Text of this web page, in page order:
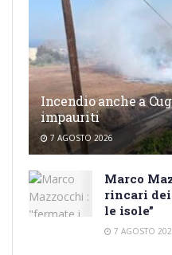
Incendio anche a
impauriti
7 AGOSTO 2026
Marco
rincari
le isole”
7 AGOSTO